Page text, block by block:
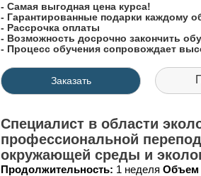
- Самая выгодная цена курса!
- Гарантированные подарки каждому
- Рассрочка оплаты
- Возможность досрочно закончить
- Процесс обучения сопровождает
Заказать
Специалист в области
профессиональной
окружающей среды и
Продолжительность: 1 неделя Объем